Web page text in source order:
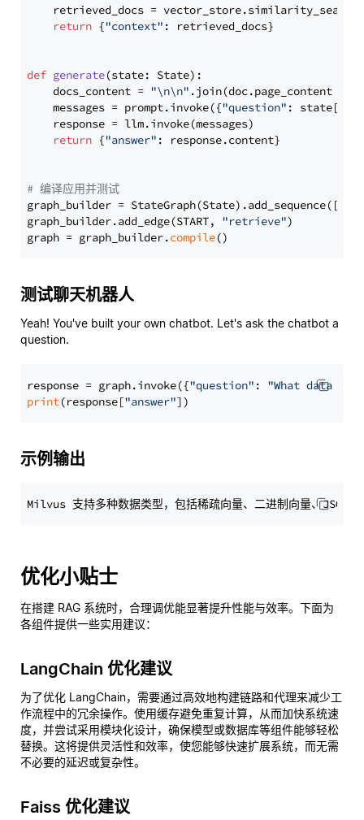
retrieved_docs =
return {"context" : retrieved_docs}
def generate(state: State):
    docs_content =
"\n\n" .join(doc.page_content
    messages = prompt.invoke({
"question" : state[
    response = llm.invoke(messages)
return {"answer" : response.content}
# 编译应用并测试
graph_builder =
graph_builder.add_edge(START, "retrieve")
graph = graph_builder.compile
测试聊天机器人
Yeah! You've built your own chatbot. Let's ask the chatbot a
question.
response = graph.invoke({"question" : "What data
print(response["answer"
示例输出
优化小贴士
在搭建 RAG 系统时，合理调优能显著提升性能与效率。下面为
各组件提供一些实用建议：
LangChain 优化建议
为了优化 LangChain，需要通过高效地构建链路和代理来减少工
作流程中的冗余操作。使用缓存避免重复计算，从而加快系统速
度，并尝试采用模块化设计，确保模型或数据库等组件能够轻松
替换。这将提供灵活性和效率，使您能够快速扩展系统，而无需
不必要的延迟或复杂性。
Faiss 优化建议